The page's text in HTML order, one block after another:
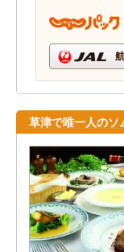
草津で唯一人のソ